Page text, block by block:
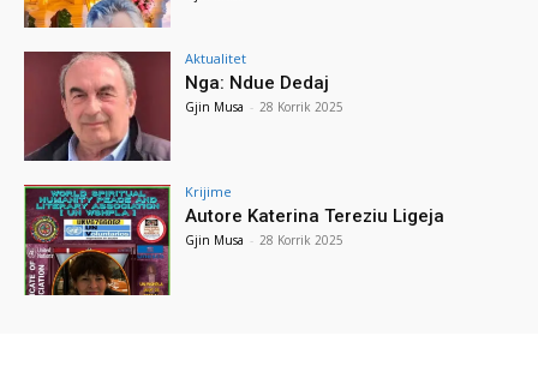
Aktualitet
Nga: Ndue Dedaj
Gjin Musa - 28 Korrik 2025
Krijime
Autore Katerina Tereziu Ligeja
Gjin Musa - 28 Korrik 2025